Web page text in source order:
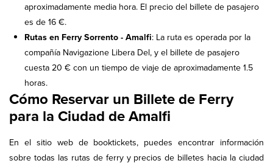
aproximadamente media hora. El precio del billete de pasajero
es de 16 €.
Rutas en Ferry Sorrento - Amalfi: La ruta es operada por la
compañía Navigazione Libera Del, y el billete de pasajero
cuesta 20 € con un tiempo de viaje de aproximadamente 1.5
horas.
Cómo Reservar un Billete de Ferry
para la Ciudad de Amalfi
En el sitio web de booktickets, puedes encontrar información
sobre todas las rutas de ferry y precios de billetes hacia la ciudad